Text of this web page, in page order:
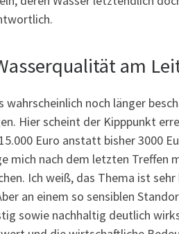
am
wahrscheinlich noch länger
Hier scheint der Kipppunkt
Euro anstatt bisher 3000
mich nach dem letzten Treffen
Ich weiß, das Thema ist
an einem so sensiblen
sowie nachhaltig deutlich